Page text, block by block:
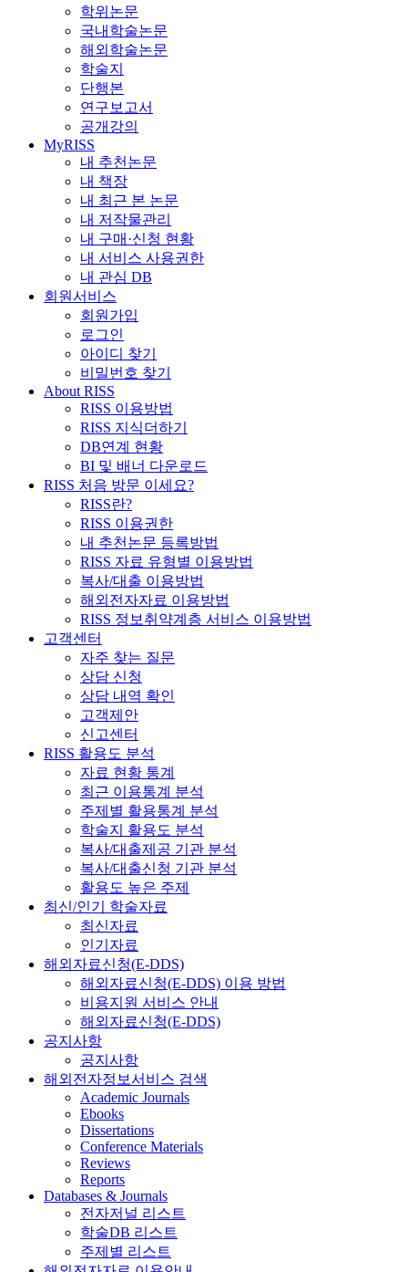
학위논문
국내학술논문
해외학술논문
학술지
단행본
연구보고서
공개강의
MyRISS
내 추천논문
내 책장
내 최근 본 논문
내 저작물관리
내 구매·신청 현황
내 서비스 사용권한
내 관심 DB
회원서비스
회원가입
로그인
아이디 찾기
비밀번호 찾기
About RISS
RISS 이용방법
RISS 지식더하기
DB연계 현황
BI 및 배너 다운로드
RISS 처음 방문 이세요?
RISS란?
RISS 이용권한
내 추천논문 등록방법
RISS 자료 유형별 이용방법
복사/대출 이용방법
해외전자자료 이용방법
RISS 정보취약계층 서비스 이용방법
고객센터
자주 찾는 질문
상담 신청
상담 내역 확인
고객제안
신고센터
RISS 활용도 분석
자료 현황 통계
최근 이용통계 분석
주제별 활용통계 분석
학술지 활용도 분석
복사/대출제공 기관 분석
복사/대출신청 기관 분석
활용도 높은 주제
최신/인기 학술자료
최신자료
인기자료
해외자료신청(E-DDS)
해외자료신청(E-DDS) 이용 방법
비용지원 서비스 안내
해외자료신청(E-DDS)
공지사항
공지사항
해외전자정보서비스 검색
Academic Journals
Ebooks
Dissertations
Conference Materials
Reviews
Reports
Databases & Journals
전자저널 리스트
학술DB 리스트
주제별 리스트